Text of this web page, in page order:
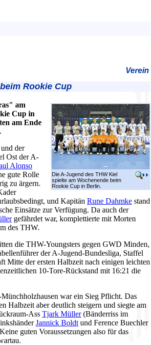
Verein
Rookie Cup
Die A-Jugend des THW Kiel
spielte am Wochenende beim
Rookie Cup in Berlin.
am
Cup in
am Ende
der
Ost der A-
Alonso
gute Rolle
zu ärgern.
und Kapitän Rune Dahmke stand
Einsätze zur Verfügung. Da auch der
gefährdet war, komplettierte mit Morten
des THW.
die THW-Youngsters gegen GWD Minden,
der A-Jugend-Bundesliga, Staffel
Mitte der ersten Halbzeit nach einigen leichten
10-Tore-Rückstand mit 16:21 die
war ein Sieg Pflicht. Das
Halbzeit aber deutlich steigern und siegte am
Ass Tjark Müller(Bänderriss im
Jannick Boldt und Ference Buechler
guten Voraussetzungen also für das